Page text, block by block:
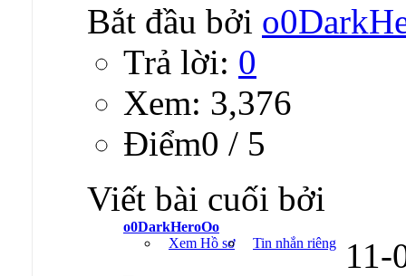
Bắt đầu bởi
Trả lời: 0
Xem: 3,376
Ðiểm0 / 5
Viết bài cuối bởi
o0DarkHeroOo
Xem Hồ sơ
Tin nhắn riêng 11-